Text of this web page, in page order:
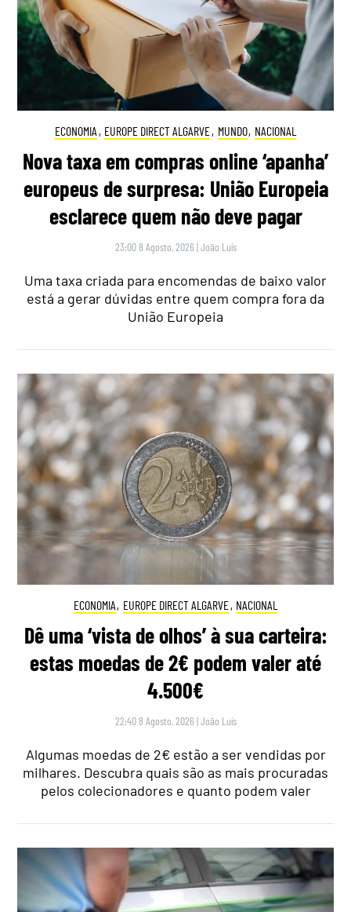
ECONOMIA , EUROPE DIRECT ALGARVE, MUNDO, NACIONAL
Nova taxa em compras online ‘apanha’
europeus de surpresa: União Europeia
esclarece quem não deve pagar
23:00 8 Agosto, 2026 |João Luís
Uma taxa criada para encomendas de baixo valor
está a gerar dúvidas entre quem compra fora da
União Europeia
ECONOMIA, EUROPE DIRECT ALGARVE, NACIONAL
Dê uma ‘vista de olhos’ à sua carteira:
estas moedas de 2€ podem valer até
4.500€
22:40 8 Agosto, 2026 |João Luís
Algumas moedas de 2€ estão a ser vendidas por
milhares. Descubra quais são as mais procuradas
pelos colecionadores e quanto podem valer